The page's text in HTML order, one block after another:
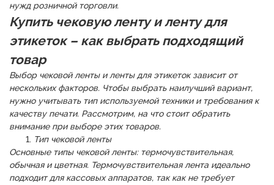
нужд розничной торговли.
Купить чековую ленту и ленту для
этикеток – как выбрать подходящий
товар
Выбор чековой ленты и ленты для этикеток зависит от
нескольких факторов. Чтобы выбрать наилучший вариант,
нужно учитывать тип используемой техники и требования к
качеству печати. Рассмотрим, на что стоит обратить
внимание при выборе этих товаров.
Тип чековой ленты
Основные типы чековой ленты: термочувствительная,
обычная и цветная. Термочувствительная лента идеально
подходит для кассовых аппаратов, так как не требует